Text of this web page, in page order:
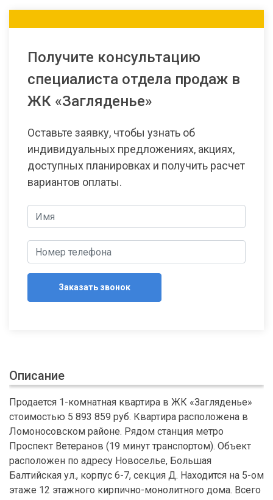
Получите консультацию
специалиста отдела продаж в
ЖК «Загляденье»
Оставьте заявку, чтобы узнать об
индивидуальных предложениях, акциях,
доступных планировках и получить расчет
вариантов оплаты.
Заказать звонок
Описание
Продается 1-комнатная квартира в ЖК «Загляденье»
стоимостью 5 893 859 руб. Квартира расположена в
Ломоносовском районе. Рядом станция метро
Проспект Ветеранов (19 минут транспортом). Объект
расположен по адресу Новоселье, Большая
Балтийская ул., корпус 6-7, секция Д. Находится на 5-ом
этаже 12 этажного кирпично-монолитного дома. Всего